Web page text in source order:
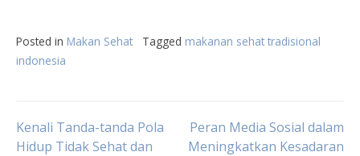
Posted in Makan Sehat Tagged makanan sehat tradisional
indonesia
Post
Kenali Tanda-tanda Pola
Hidup Tidak Sehat dan
Peran Media Sosial dalam
Meningkatkan Kesadaran